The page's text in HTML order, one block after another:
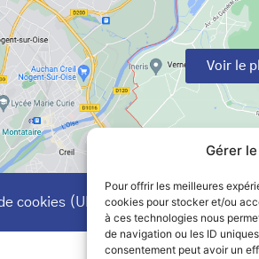
Gérer
Pour offrir les meilleures
cookies pour stocker et/ou
à ces technologies nous
de navigation ou les ID
consentement peut avoir un
Voir le
cookies (UE)